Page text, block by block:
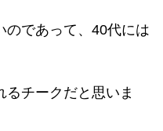
のであって、40代には
るチークだと思いま